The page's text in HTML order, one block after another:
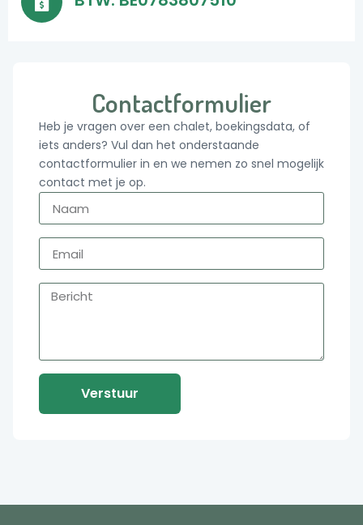
Contactformulier
Heb je vragen over een chalet, boekingsdata, of
iets anders? Vul dan het onderstaande
contactformulier in en we nemen zo snel mogelijk
contact met je op.
Verstuur